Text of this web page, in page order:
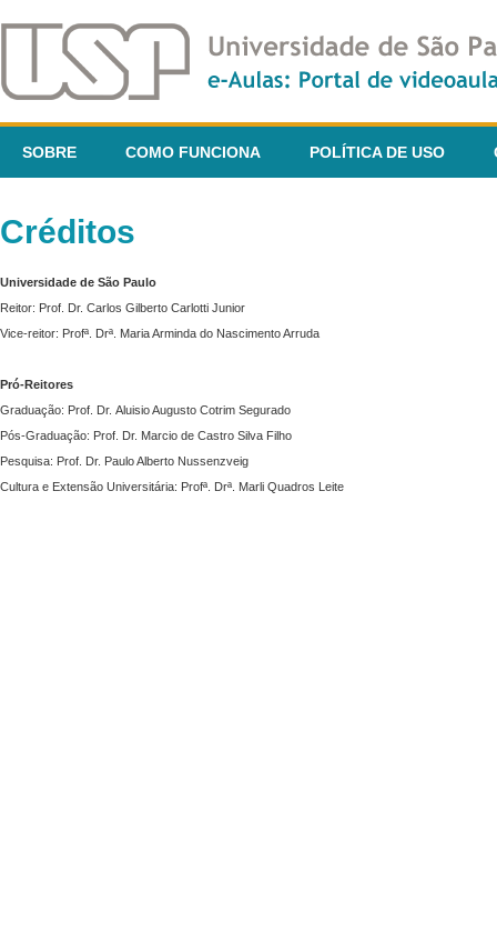
SOBRE COMO FUNCIONA POLÍTICA DE USO
Créditos
Universidade de São Paulo
Reitor: Prof. Dr. Carlos Gilberto Carlotti Junior
Vice-reitor: Profª. Drª. Maria Arminda do Nascimento Arruda
Pró-Reitores
Graduação: Prof. Dr. Aluisio Augusto Cotrim Segurado
Pós-Graduação: Prof. Dr. Marcio de Castro Silva Filho
Pesquisa: Prof. Dr. Paulo Alberto Nussenzveig
Cultura e Extensão Universitária: Profª. Drª. Marli Quadros Leite